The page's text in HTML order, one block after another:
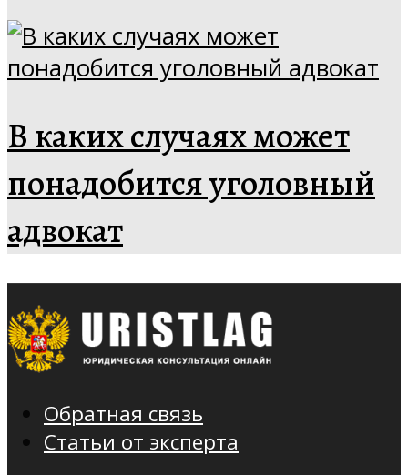
В каких случаях может
понадобится уголовный
адвокат
Обратная связь
Статьи от эксперта